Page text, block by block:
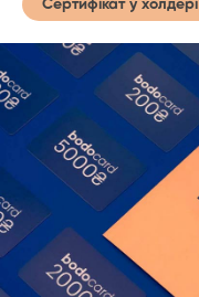
Сертифікат у холдері